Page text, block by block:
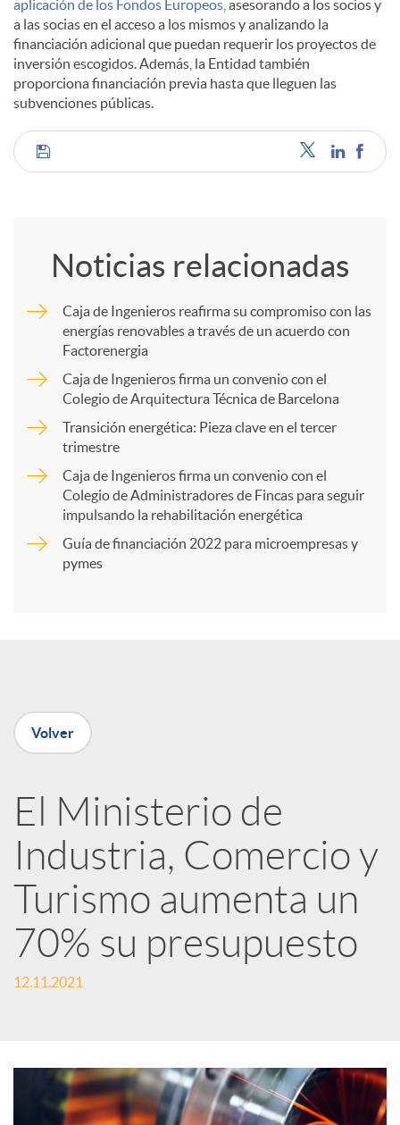
s
aplicación de los Fondos Europeos, asesorando a los socios y
a las socias en el acceso a los mismos y analizando la
financiación adicional que puedan requerir los proyectos de
inversión escogidos. Además, la Entidad también
proporciona financiación previa hasta que lleguen las
subvenciones públicas.
C
r
n
R
e
d
e
S
Noticias relacionadas
Caja de Ingenieros reafirma su compromiso con las
energías renovables a través de un acuerdo con
Factorenergia
Caja de Ingenieros firma un convenio con el
Colegio de Arquitectura Técnica de Barcelona
Transición energética: Pieza clave en el tercer
trimestre
Caja de Ingenieros firma un convenio con el
Colegio de Administradores de Fincas para seguir
impulsando la rehabilitación energética
Guía de financiación 2022 para microempresas y
pymes
Volver
El Ministerio de
Industria, Comercio y
Turismo aumenta un
70% su presupuesto
12.11.2021